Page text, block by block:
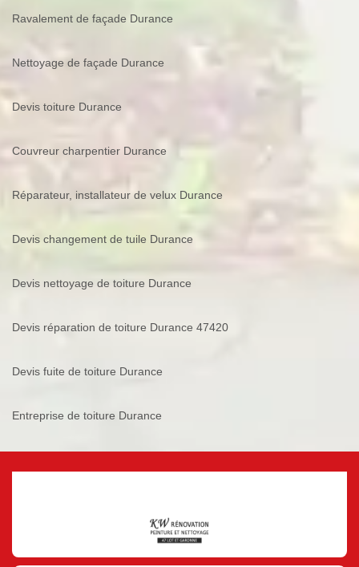
Ravalement de façade Durance
Nettoyage de façade Durance
Devis toiture Durance
Couvreur charpentier Durance
Réparateur, installateur de velux Durance
Devis changement de tuile Durance
Devis nettoyage de toiture Durance
Devis réparation de toiture Durance 47420
Devis fuite de toiture Durance
Entreprise de toiture Durance